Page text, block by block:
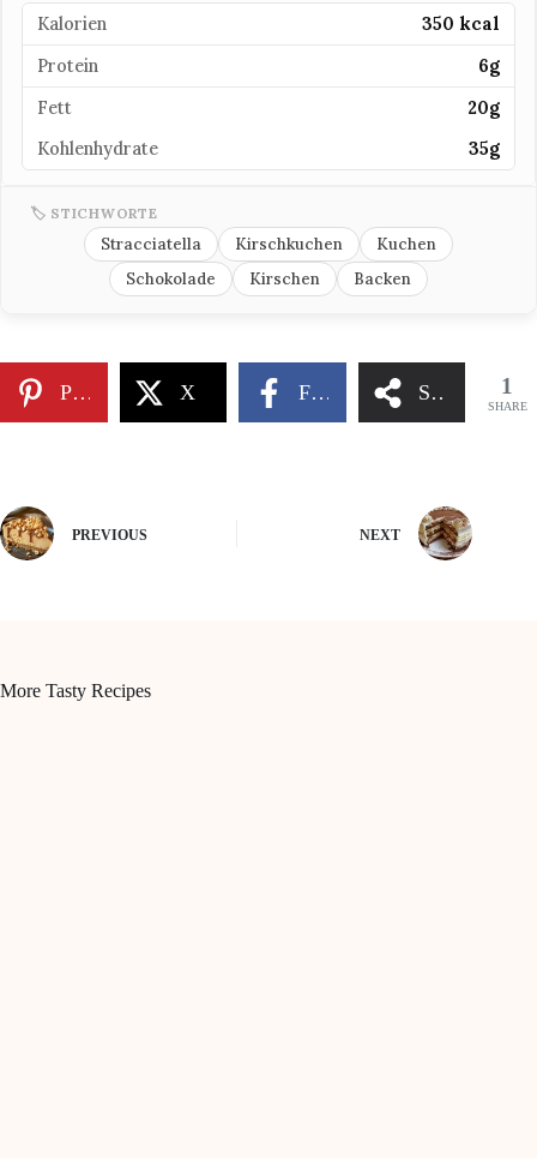
Kalorien
350 kcal
Protein
6g
Fett
20g
Kohlenhydrate
35g
🏷 STICHWORTE
Stracciatella Kirschkuchen
Kuchen
Schokolade
Kirschen Backen
Pinterest X Facebook Share 1
SHARE
PREVIOUS NEXT
More Tasty Recipes